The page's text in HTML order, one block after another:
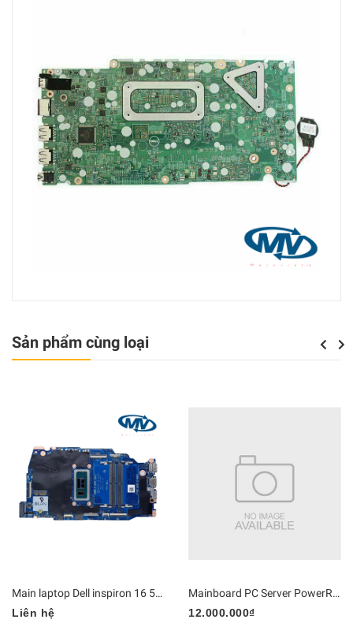
Sản phẩm cùng loại Previous
Main laptop Dell inspiron 16 5640 Core 7 150U LA-N562P / LA-N563P | DDR5 Bo mạch chủ Zin [Chính Hãng]
Liên hệ
Mainboard PC Server PowerRdge T440 hỗ trợ CPU kép LGA3647, 16 khe cắm RAM | DDR4 Bo mạch chủ Zin [Chính Hãng]
12.000.000₫
Next